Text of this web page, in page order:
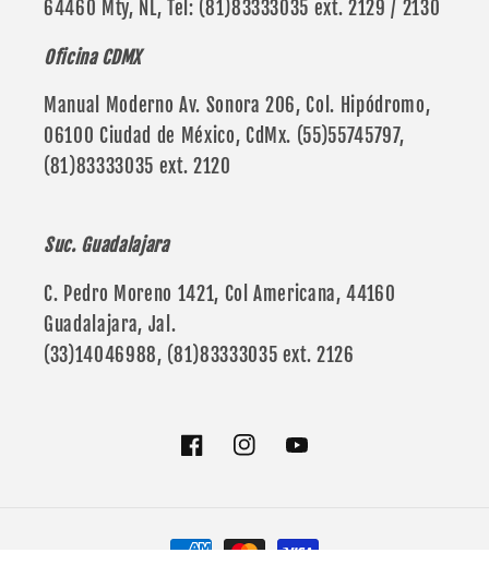
64460 Mty, NL, Tel: (81)83333035 ext. 2129 / 2130
Oficina CDMX
Manual Moderno Av. Sonora 206, Col. Hipódromo,
06100 Ciudad de México, CdMx. (55)55745797,
(81)83333035 ext. 2120
Suc. Guadalajara
C. Pedro Moreno 1421, Col Americana, 44160
Guadalajara, Jal.
(33)14046988, (81)83333035 ext. 2126
FacebookInstagramYouTube
Formas